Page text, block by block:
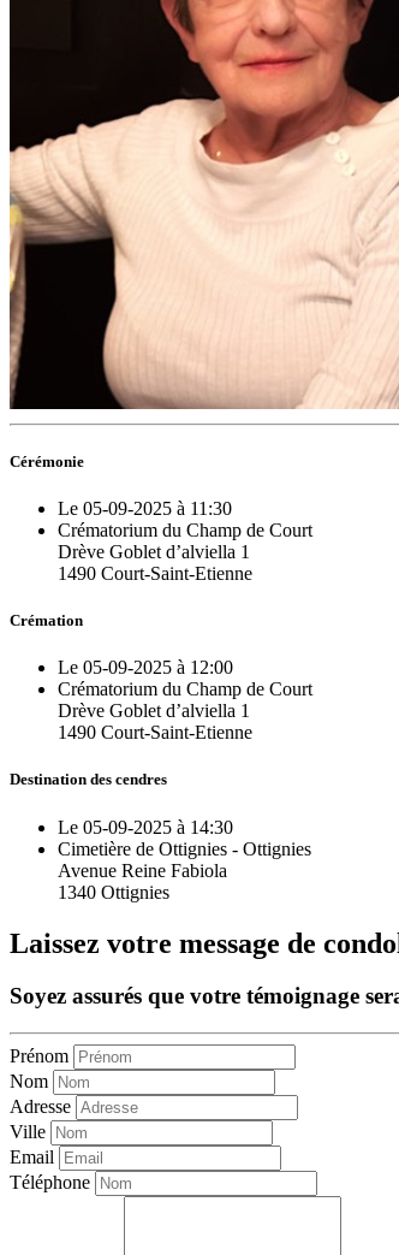
Cérémonie
Le 05-09-2025 à 11:30
Crématorium du Champ de Court
Drève Goblet d’alviella 1
1490 Court-Saint-Etienne
Crémation
Le 05-09-2025 à 12:00
Crématorium du Champ de Court
Drève Goblet d’alviella 1
1490 Court-Saint-Etienne
Destination des cendres
Le 05-09-2025 à 14:30
Cimetière de Ottignies - Ottignies
Avenue Reine Fabiola
1340 Ottignies
Laissez votre message de
Soyez assurés que votre témoignage
Prénom
Nom
Adresse
Ville
Email
Téléphone